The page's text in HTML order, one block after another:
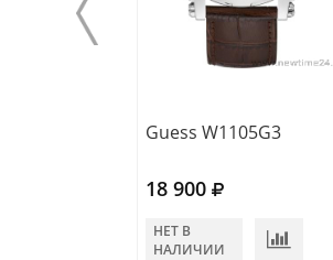
Guess W1105G3
18 900
НЕТ В
НАЛИЧИИ